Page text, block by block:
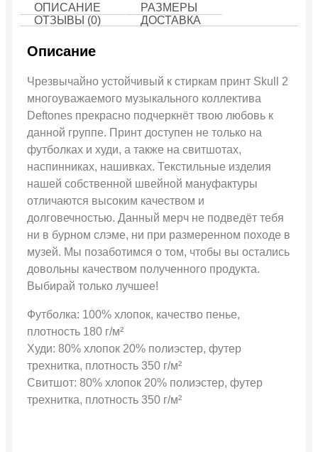
ОПИСАНИЕ
РАЗМЕРЫ
ОТЗЫВЫ (0)
ДОСТАВКА
Описание
Чрезвычайно устойчивый к стиркам принт Skull 2
многоуважаемого музыкального коллектива
Deftones прекрасно подчеркнёт твою любовь к
данной группе. Принт доступен не только на
футболках и худи, а также на свитшотах,
наспинниках, нашивках. Текстильные изделия
нашей собственной швейной мануфактуры
отличаются высоким качеством и
долговечностью. Данный мерч не подведёт тебя
ни в бурном слэме, ни при размеренном походе в
музей. Мы позаботимся о том, чтобы вы остались
довольны качеством полученного продукта.
Выбирай только лучшее!
Футболка: 100% хлопок, качество пенье,
плотность 180 г/м²
Худи: 80% хлопок 20% полиэстер, футер
трехнитка, плотность 350 г/м²
Свитшот: 80% хлопок 20% полиэстер, футер
трехнитка, плотность 350 г/м²